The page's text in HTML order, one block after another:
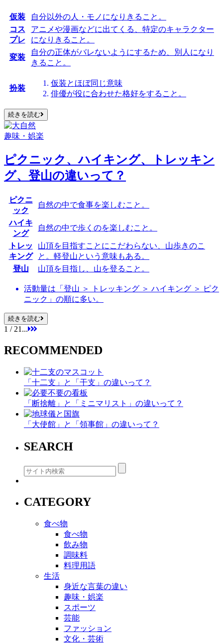
仮装 自分以外の人・モノ になりきること。
コス
プレ
アニメや漫画などに出てくる、 特定のキャラクター
になりきること。
変装
自分の正体がバレないようにするため 、別人になり
きること。
扮装
仮装とほぼ同じ意味
俳優が役に合わせた格好をすること。
続きを読む
趣味・娯楽
ピクニック、ハイキング、トレッキン
グ、登山の違いって？
ピクニ
ック
自然の中で食事を楽しむこと。
ハイキ
ング
自然の中で歩く のを楽しむこと。
トレッ
キング
山頂を目指すことにこだわらない、 山歩きのこ
と。軽登山という意味もある。
登山
山頂を目指し、 山を登る こと。
活動量は「登山 ＞ トレッキング ＞ ハイキング ＞ ピク
ニック」の順に多い。
続きを読む
1 / 21 ...
RECOMMENDED
「十二支」と「干支」の違いって？
「断捨離」と「ミニマリスト」の違いって？
「大使館」と「領事館」の違いって？
SEARCH
CATEGORY
食べ物
食べ物
飲み物
調味料
料理用語
生活
身近な言葉の違い
趣味・娯楽
スポーツ
芸能
ファッション
文化・芸術